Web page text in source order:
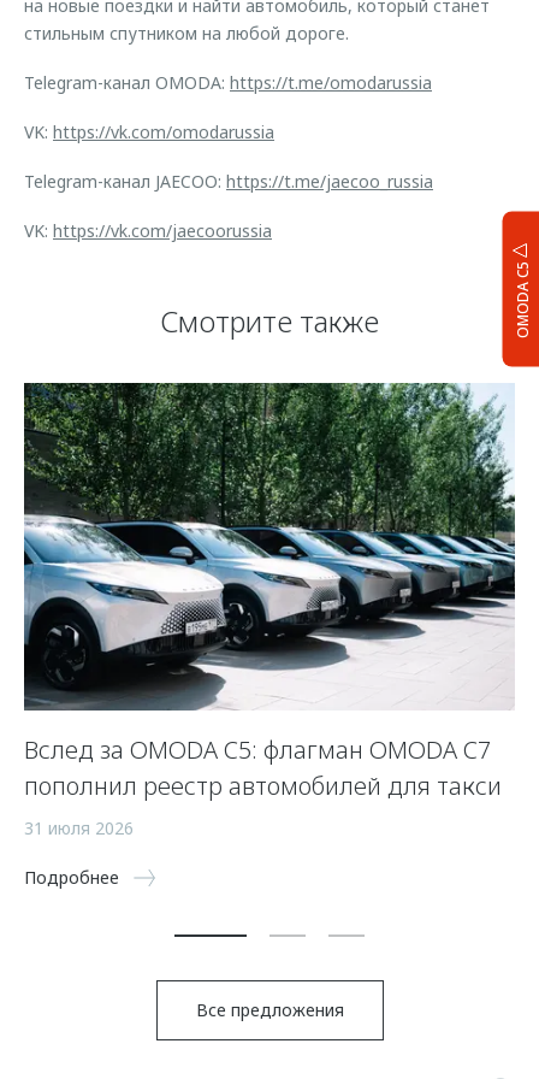
OMODA C5
на новые поездки и найти автомобиль, который станет
стильным спутником на любой дороге.
Telegram-канал OMODA: https://t.me/omodarussia
VK: https://vk.com/omodarussia
Telegram-канал JAECOO: https://t.me/jaecoo_russia
VK: https://vk.com/jaecoorussia
Смотрите также
Вслед за OMODA C5: флагман OMODA C7
пополнил реестр автомобилей для такси
31 июля 2026
Подробнее
Все предложения